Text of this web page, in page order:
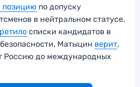
позицию по допуску
в нейтральном статусе,
списки кандидатов в
Матыцин верит,
Россию до международных